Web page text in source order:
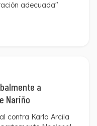
adecuada"
a
Nariño
contra Karla Arcila